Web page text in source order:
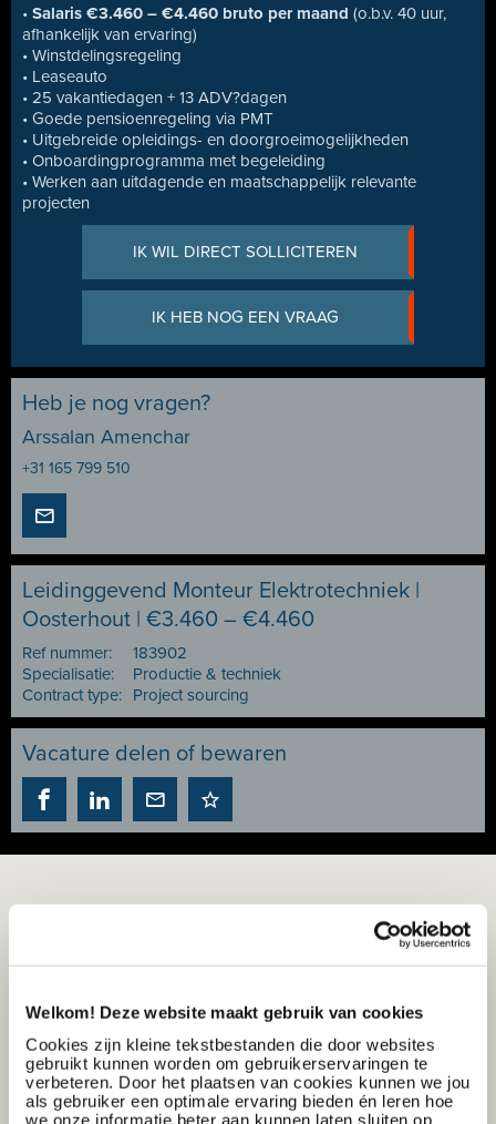
Welkom! Deze website maakt gebruik van cookies
Cookies zijn kleine tekstbestanden die door websites
gebruikt kunnen worden om gebruikerservaringen te
verbeteren. Door het plaatsen van cookies kunnen we jou
als gebruiker een optimale ervaring bieden én leren hoe
we onze informatie beter aan kunnen laten sluiten op
• Salaris €3.460 – €4.460 bruto per maand (o.b.v. 40 uur,
afhankelijk van ervaring)
• Winstdelingsregeling
• Leaseauto
• 25 vakantiedagen + 13 ADV?dagen
• Goede pensioenregeling via PMT
• Uitgebreide opleidings- en doorgroeimogelijkheden
• Onboardingprogramma met begeleiding
• Werken aan uitdagende en maatschappelijk relevante
projecten
IK WIL DIRECT SOLLICITEREN
IK HEB NOG EEN VRAAG
Heb je nog vragen?
Arssalan Amenchar
+31 165 799 510
Leidinggevend Monteur Elektrotechniek |
Oosterhout | €3.460 – €4.460
Ref nummer:
183902
Specialisatie:
Productie & techniek
Contract type:
Project sourcing
Vacature delen of bewaren